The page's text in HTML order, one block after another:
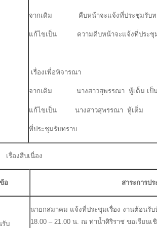
จากเดิม คืบหน้าจะแจ้งที่ประชุมรับท
แก้ไขเป็น ความคืบหน้าจะแจ้งที่ประชุม
เรื่องเพื่อพิจารณา
จากเดิม นางสาวสุพรรณา หู้เต็ม เป็
แก้ไขเป็น นางสาวสุพรรณา หู้เต็ม
ที่ประชุมรับทราบ
รื่องสืบเนื่อง
อ สาระการป
รับ
นายกสมาคม แจ้งที่ประชุมเรื่อง งานต้อนรั
18.00 – 21.00 น. ณ ท่าน้ำศิริราช ขอเรียน